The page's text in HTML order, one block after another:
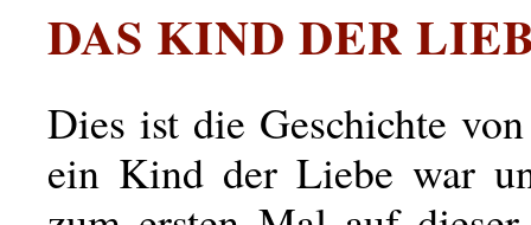
DAS KIND DER
Dies ist die Geschichte
ein Kind der Liebe war